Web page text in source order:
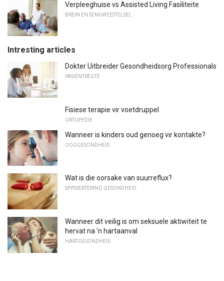
Verpleeghuise vs Assisted Living Fasiliteite
BREIN EN SENUWEESTELSEL
Intresting articles
Dokter Uitbreider Gesondheidsorg Professionals
PASIËNTREGTE
Fisiese terapie vir voetdruppel
ORTOPEDIE
Wanneer is kinders oud genoeg vir kontakte?
OOGGESONDHEID
Wat is die oorsake van suurreflux?
SPYSVERTERING GESONDHEID
Wanneer dit veilig is om seksuele aktiwiteit te
hervat na 'n hartaanval
HARTGESONDHEID